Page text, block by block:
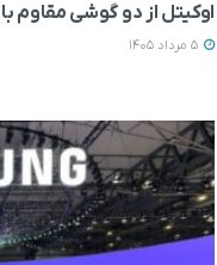
اوکیتل از دو گوشی مقاوم